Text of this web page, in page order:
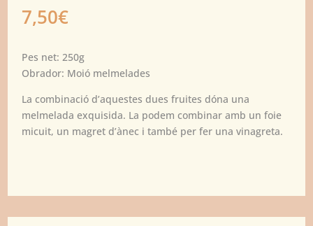
7,50€
Pes net: 250g
Obrador: Moió melmelades
La combinació d’aquestes dues fruites dóna una
melmelada exquisida. La podem combinar amb un foie
micuit, un magret d’ànec i també per fer una vinagreta.